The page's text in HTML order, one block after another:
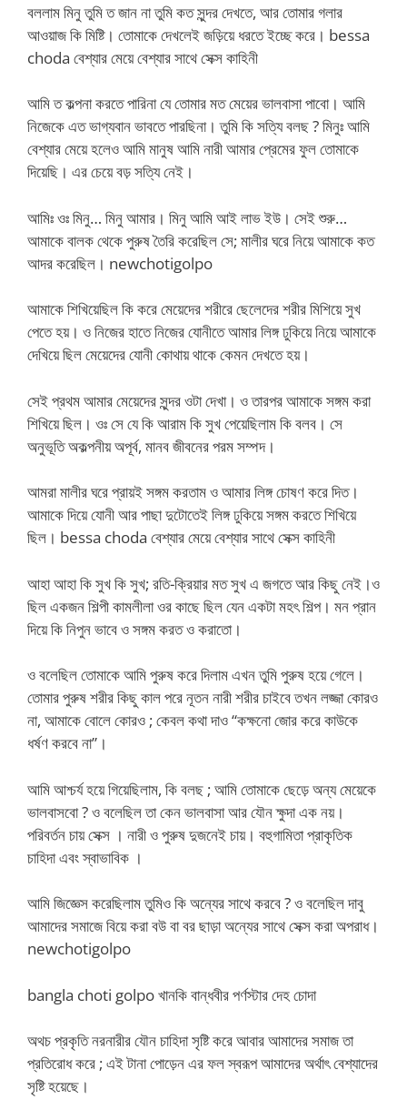
বললাম মিনু তুমি ত জান না তুমি কত সুন্দর দেখতে, আর তোমার গলার
আওয়াজ কি মিষ্টি। তোমাকে দেখলেই জড়িয়ে ধরতে ইচ্ছে করে। bessa
choda বেশ্যার মেয়ে বেশ্যার সাথে সেক্স কাহিনী
আমি ত কল্পনা করতে পারিনা যে তোমার মত মেয়ের ভালবাসা পাবো। আমি
নিজেকে এত ভাগ্যবান ভাবতে পারছিনা। তুমি কি সত্যি বলছ ? মিনুঃ আমি
বেশ্যার মেয়ে হলেও আমি মানুষ আমি নারী আমার প্রেমের ফুল তোমাকে
দিয়েছি। এর চেয়ে বড় সত্যি নেই।
আমিঃ ওঃ মিনু… মিনু আমার। মিনু আমি আই লাভ ইউ। সেই শুরু…
আমাকে বালক থেকে পুরুষ তৈরি করেছিল সে; মালীর ঘরে নিয়ে আমাকে কত
আদর করেছিল। newchotigolpo
আমাকে শিখিয়েছিল কি করে মেয়েদের শরীরে ছেলেদের শরীর মিশিয়ে সুখ
পেতে হয়। ও নিজের হাতে নিজের যোনীতে আমার লিঙ্গ ঢুকিয়ে নিয়ে আমাকে
দেখিয়ে ছিল মেয়েদের যোনী কোথায় থাকে কেমন দেখতে হয়।
সেই প্রথম আমার মেয়েদের সুন্দর ওটা দেখা। ও তারপর আমাকে সঙ্গম করা
শিখিয়ে ছিল। ওঃ সে যে কি আরাম কি সুখ পেয়েছিলাম কি বলব। সে
অনুভূতি অকল্পনীয় অপূর্ব, মানব জীবনের পরম সম্পদ।
আমরা মালীর ঘরে প্রায়ই সঙ্গম করতাম ও আমার লিঙ্গ চোষণ করে দিত।
আমাকে দিয়ে যোনী আর পাছা দুটোতেই লিঙ্গ ঢুকিয়ে সঙ্গম করতে শিখিয়ে
ছিল। bessa choda বেশ্যার মেয়ে বেশ্যার সাথে সেক্স কাহিনী
আহা আহা কি সুখ কি সুখ; রতি-ক্রিয়ার মত সুখ এ জগতে আর কিছু নেই।ও
ছিল একজন শিল্পী কামলীলা ওর কাছে ছিল যেন একটা মহৎ শিল্প। মন প্রান
দিয়ে কি নিপুন ভাবে ও সঙ্গম করত ও করাতো।
ও বলেছিল তোমাকে আমি পুরুষ করে দিলাম এখন তুমি পুরুষ হয়ে গেলে।
তোমার পুরুষ শরীর কিছু কাল পরে নূতন নারী শরীর চাইবে তখন লজ্জা কোরও
না, আমাকে বোলে কোরও ; কেবল কথা দাও “কক্ষনো জোর করে কাউকে
ধর্ষণ করবে না”।
আমি আশ্চর্য হয়ে গিয়েছিলাম, কি বলছ ; আমি তোমাকে ছেড়ে অন্য মেয়েকে
ভালবাসবো ? ও বলেছিল তা কেন ভালবাসা আর যৌন ক্ষুদা এক নয়।
পরিবর্তন চায় সেক্স । নারী ও পুরুষ দুজনেই চায়। বহুগামিতা প্রাকৃতিক
চাহিদা এবং স্বাভাবিক ।
আমি জিজ্ঞেস করেছিলাম তুমিও কি অন্যের সাথে করবে ? ও বলেছিল দাবু
আমাদের সমাজে বিয়ে করা বউ বা বর ছাড়া অন্যের সাথে সেক্স করা অপরাধ।
newchotigolpo
bangla choti golpo খানকি বান্ধবীর পর্ণস্টার দেহ চোদা
অথচ প্রকৃতি নরনারীর যৌন চাহিদা সৃষ্টি করে আবার আমাদের সমাজ তা
প্রতিরোধ করে ; এই টানা পোড়েন এর ফল স্বরূপ আমাদের অর্থাৎ বেশ্যাদের
সৃষ্টি হয়েছে।